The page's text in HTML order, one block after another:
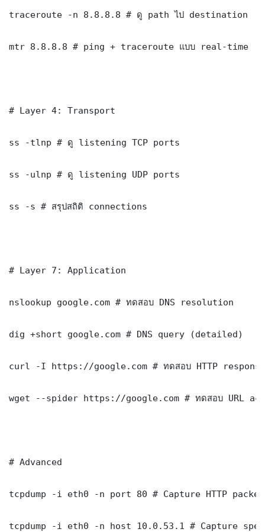
traceroute -n 8.8.8.8 # ดู path ไป destination
mtr 8.8.8.8 # ping + traceroute แบบ real-time
# Layer 4: Transport
ss -tlnp # ดู listening TCP ports
ss -ulnp # ดู listening UDP ports
ss -s # สรุปสถิติ connections
# Layer 7: Application
nslookup google.com # ทดสอบ DNS resolution
dig +short google.com # DNS query (detailed)
curl -I https://google.com # ทดสอบ HTTP
wget --spider https://google.com # ทดสอบ URL
# Advanced
tcpdump -i eth0 -n port 80 # Capture HTTP
tcpdump -i eth0 -n host 10.0.53.1 # Capture